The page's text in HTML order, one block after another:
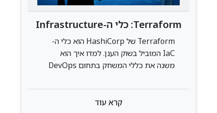
Terraform: כלי ה-Infrastructure
As Code למשרות הענן
Terraform של HashiCorp הוא כלי ה-
IaC המוביל בשוק הענן. למדו איך הוא
משנה את כללי המשחק בתחום DevOps
2025.
קרא עוד